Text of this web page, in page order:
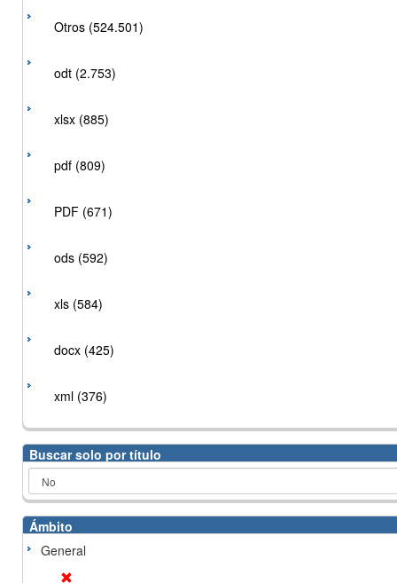
Otros (524.501)
odt (2.753)
xlsx (885)
pdf (809)
PDF (671)
ods (592)
xls (584)
docx (425)
xml (376)
Buscar solo por título
Ámbito
General